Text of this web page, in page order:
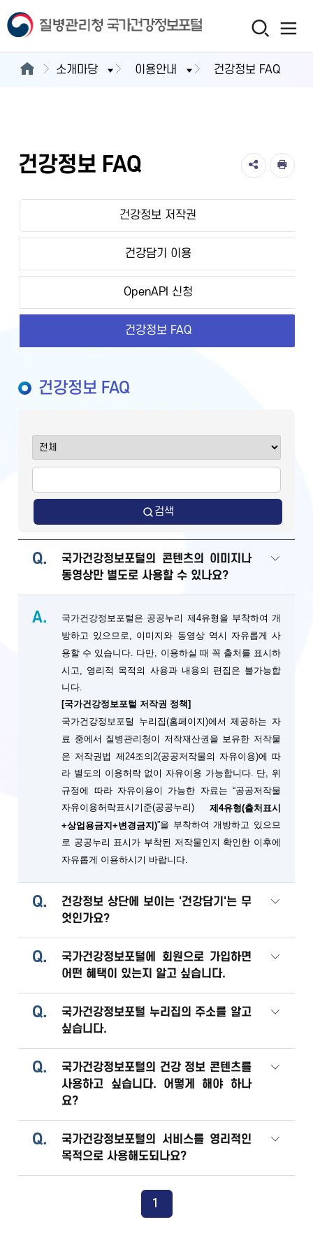
소개마당 이용안내 건강정보 FAQ
건강정보 FAQ
건강정보 저작권
건강담기 이용
OpenAPI 신청
건강정보 FAQ
건강정보 FAQ
검색
Q.
국가건강정보포털의 콘텐츠의 이미지나
동영상만 별도로 사용할 수 있나요?
A.
국가건강정보포털은 공공누리 제4유형을 부착하여 개
방하고 있으므로, 이미지와 동영상 역시 자유롭게 사
용할 수 있습니다. 다만, 이용하실 때 꼭 출처를 표시하
시고, 영리적 목적의 사용과 내용의 편집은 불가능합
니다.
[국가건강정보포털 저작권 정책]
국가건강정보포털 누리집(홈페이지)에서 제공하는 자
료 중에서 질병관리청이 저작재산권을 보유한 저작물
은 저작권법 제24조의2(공공저작물의 자유이용)에 따
라 별도의 이용허락 없이 자유이용 가능합니다. 단, 위
규정에 따라 자유이용이 가능한 자료는 “공공저작물
자유이용허락표시기준(공공누리) 제4유형(출처표시
+상업용금지+변경금지)”을 부착하여 개방하고 있으므
로 공공누리 표시가 부착된 저작물인지 확인한 이후에
자유롭게 이용하시기 바랍니다.
Q.
건강정보 상단에 보이는 '건강담기'는 무
엇인가요?
Q.
국가건강정보포털에 회원으로 가입하면
어떤 혜택이 있는지 알고 싶습니다.
Q.
국가건강정보포털 누리집의 주소를 알고
싶습니다.
Q.
국가건강정보포털의 건강 정보 콘텐츠를
사용하고 싶습니다. 어떻게 해야 하나
요?
Q.
국가건강정보포털의 서비스를 영리적인
목적으로 사용해도되나요?
1